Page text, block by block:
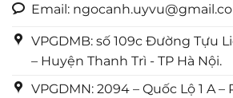
Email:
VPGDMB: số 109c Đường Tựu
– Huyện Thanh Trì - TP Hà Nội.
VPGDMN: 2094 – Quốc Lộ 1 A –